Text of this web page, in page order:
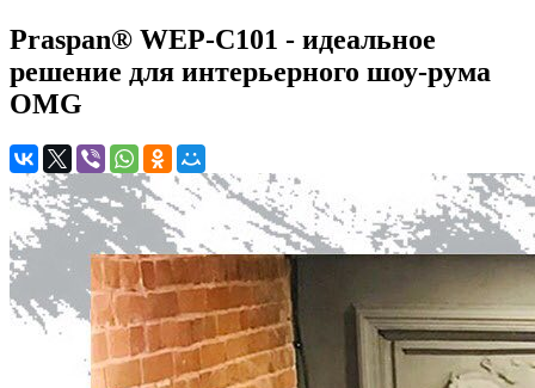
Praspan® WEP-C101 - идеальное
решение для интерьерного шоу-рума
OMG